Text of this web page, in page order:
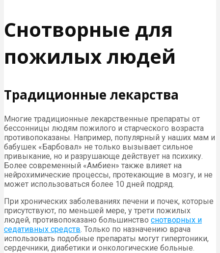
Снотворные для
пожилых людей
Традиционные лекарства
Многие традиционные лекарственные препараты от
бессонницы людям пожилого и старческого возраста
противопоказаны. Например, популярный у наших мам и
бабушек «Барбовал» не только вызывает сильное
привыкание, но и разрушающе действует на психику.
Более современный «Амбиен» также влияет на
нейрохимические процессы, протекающие в мозгу, и не
может использоваться более 10 дней подряд.
При хронических заболеваниях печени и почек, которые
присутствуют, по меньшей мере, у трети пожилых
людей, противопоказано большинство снотворных и
седативных средств. Только по назначению врача
использовать подобные препараты могут гипертоники,
сердечники, диабетики и онкологические больные.